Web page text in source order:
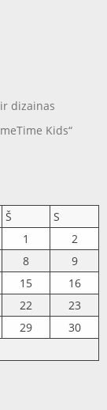
dizainas
Kids“
Š
S
1
2
8
9
15
16
22
23
29
30